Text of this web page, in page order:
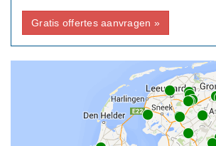
Gratis offertes aanvragen »